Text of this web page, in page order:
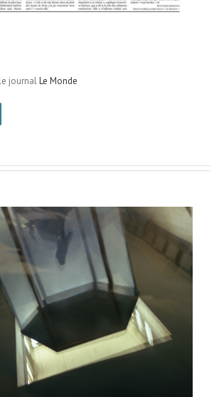
journalLe Monde